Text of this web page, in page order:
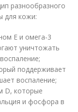
разнообразного
для кожи:
E и омега-3
уничтожать
поддерживает
воспаление;
D, которые
и фосфора в